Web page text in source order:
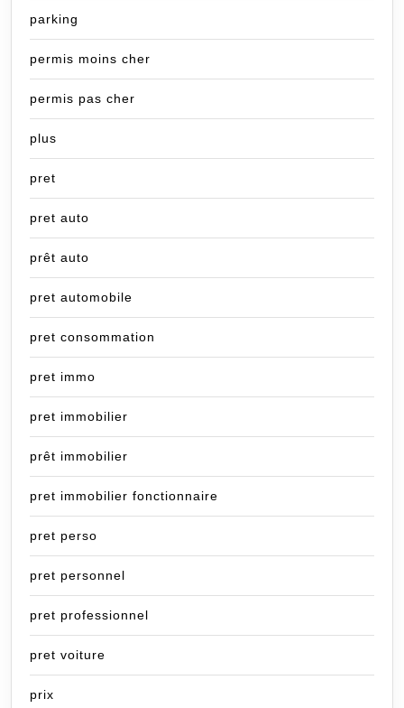
parking
permis moins cher
permis pas cher
plus
pret
pret auto
prêt auto
pret automobile
pret consommation
pret immo
pret immobilier
prêt immobilier
pret immobilier fonctionnaire
pret perso
pret personnel
pret professionnel
pret voiture
prix